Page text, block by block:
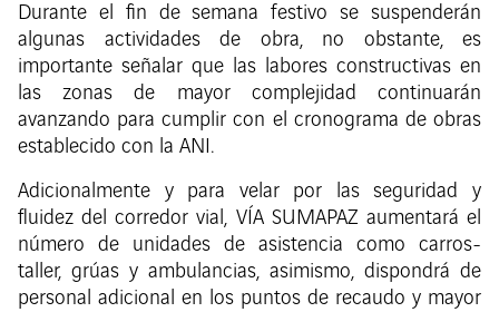
Durante el fin de semana festivo se suspenderán
algunas actividades de obra, no obstante, es
importante señalar que las labores constructivas en
las zonas de mayor complejidad continuarán
avanzando para cumplir con el cronograma de obras
establecido con la ANI.
Adicionalmente y para velar por las seguridad y
fluidez del corredor vial, VÍA SUMAPAZ aumentará el
número de unidades de asistencia como carros-
taller, grúas y ambulancias, asimismo, dispondrá de
personal adicional en los puntos de recaudo y mayor